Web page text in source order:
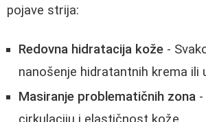
pojave strija:
Redovna hidratacija kože -
nanošenje hidratantnih krema ili
Masiranje problematičnih zona